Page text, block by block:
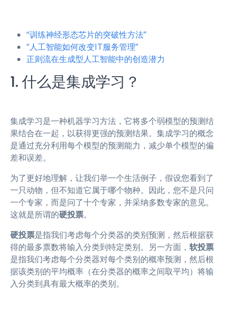
“训练神经形态芯片的突破性方法”
“人工智能如何改变IT服务管理”
正则流在生成型人工智能中的创造潜力
1. 什么是集成学习？
集成学习是一种机器学习方法，它将多个弱模型的预测结
果结合在一起，以获得更强的预测结果。集成学习的概念
是通过充分利用每个模型的预测能力，减少单个模型的偏
差和误差。
为了更好地理解，让我们举一个生活例子，假设您看到了
一只动物，但不知道它属于哪个物种。因此，您不是只问
一个专家，而是问了十个专家，并采纳多数专家的意见。
这就是所谓的硬投票。
硬投票是指我们考虑每个分类器的类别预测，然后根据获
得的最多票数将输入分类到特定类别。另一方面， 软投票
是指我们考虑每个分类器对每个类别的概率预测，然后根
据该类别的平均概率（在分类器的概率之间取平均）将输
入分类到具有最大概率的类别。